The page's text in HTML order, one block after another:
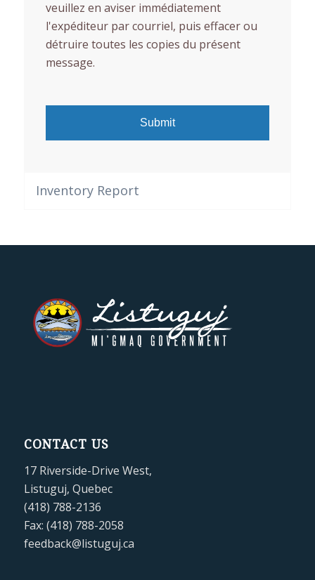
veuillez en aviser immédiatement
l'expéditeur par courriel, puis effacer ou
détruire toutes les copies du présent
message.
Inventory Report
CONTACT US
17 Riverside-Drive West,
Listuguj, Quebec
(418) 788-2136
Fax: (418) 788-2058
feedback@listuguj.ca